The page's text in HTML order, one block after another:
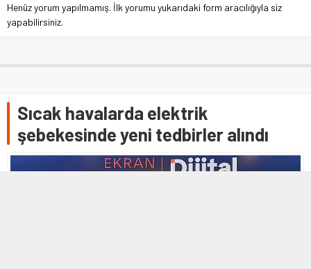
Henüz yorum yapılmamış. İlk yorumu yukarıdaki form aracılığıyla siz
yapabilirsiniz.
Sıcak havalarda elektrik
şebekesinde yeni tedbirler alındı